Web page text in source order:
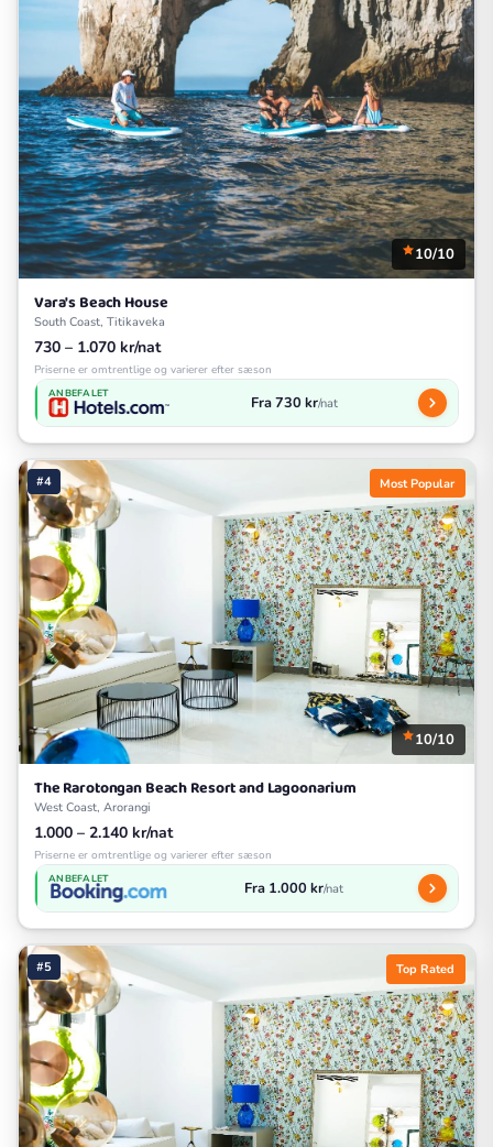
10/10
Vara's Beach House
South Coast, Titikaveka
730 – 1.070 kr/nat
Priserne er omtrentlige og varierer efter sæson
ANBEFALET Fra 730 kr/nat
#4 Most Popular
10/10
The Rarotongan Beach Resort and Lagoonarium
West Coast, Arorangi
1.000 – 2.140 kr/nat
Priserne er omtrentlige og varierer efter sæson
ANBEFALET Fra 1.000 kr/nat
#5 Top Rated